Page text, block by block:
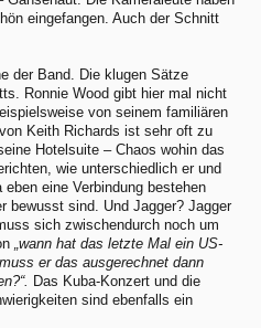
eingefangen. Auch der Schnitt
der Band. Die klugen Sätze
Ronnie Wood gibt hier mal nicht
von seinem familiären
Keith Richards ist sehr oft zu
Hotelsuite – Chaos wohin das
wie unterschiedlich er und
eine Verbindung bestehen
bewusst sind. Und Jagger? Jagger
sich zwischendurch noch um
„wann hat das letzte Mal ein US-
er das ausgerechnet dann
Das Kuba-Konzert und die
sind ebenfalls ein